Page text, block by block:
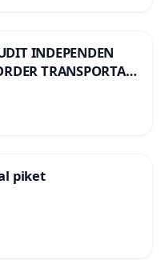
INDEPENDEN
TRANSPORTASI
piket